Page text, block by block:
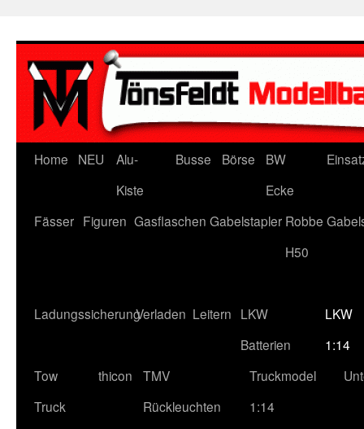
Home NEU
Alu-
Kiste
Busse Börse
BW
Ecke
Fässer Figuren Gasflaschen Gabelstapler Robbe
H50
LadungssicherungVerladen Leitern LKW
Batterien
LKW
1:14
Tow
Truck
thicon
TMV
Rückleuchten
Truckmodel
1:14